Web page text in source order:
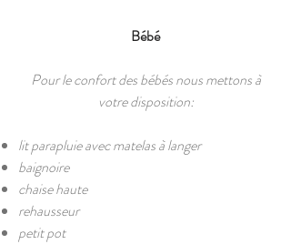
Bébé
Pour le confort des bébés nous mettons à
votre disposition:
lit parapluie avec matelas à langer
baignoire
chaise haute
rehausseur
petit pot